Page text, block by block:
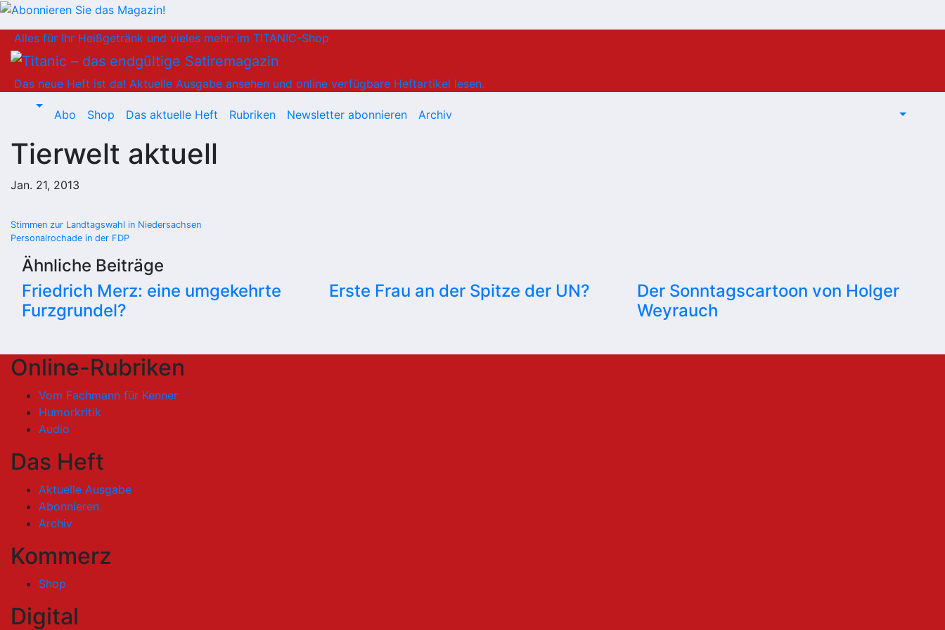
Inhalt
springen
Alles für Ihr Heißgetränk und vieles mehr: im TITANIC-Shop
Das neue Heft ist da! Aktuelle Ausgabe ansehen und online verfügbare Heftartikel lesen.
Abo Shop Das aktuelle Heft Rubriken Newsletter abonnieren Archiv
Tierwelt aktuell
Jan. 21, 2013
Beitragsnavigation
Stimmen zur Landtagswahl in Niedersachsen
Personalrochade in der FDP
Ähnliche Beiträge
Friedrich Merz: eine umgekehrte
Furzgrundel?
Erste Frau an der Spitze der UN?
Der Sonntagscartoon von Holger
Weyrauch
Online-Rubriken
Vom Fachmann für Kenner
Humorkritik
Audio
Das Heft
Aktuelle Ausgabe
Abonnieren
Archiv
Kommerz
Shop
Digital